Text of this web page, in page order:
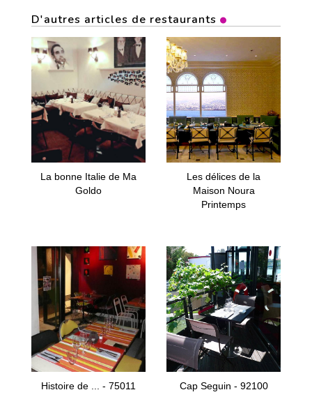
D'autres articles de restaurants
La bonne Italie de Ma
Goldo
Les délices de la
Maison Noura
Printemps
Histoire de ... - 75011 Cap Seguin - 92100